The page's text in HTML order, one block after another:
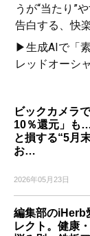
うが“当たり”
告白する、快
▶生成AIで「
レッドオーシ
ビックカメラ
10％還元」も
と損する“5月
お…
2026年05月23日
編集部のiHerb
レクト。健康